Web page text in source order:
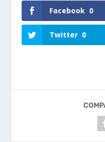
Facebook 0
Twitter 0